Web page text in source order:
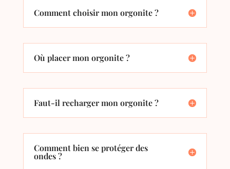
Comment choisir mon orgonite ?
Où placer mon orgonite ?
Faut-il recharger mon orgonite ?
Comment bien se protéger des
ondes ?